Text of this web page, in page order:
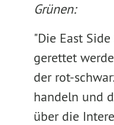
Grünen:
"Die East
gerettet
der rot-
handeln und
über die